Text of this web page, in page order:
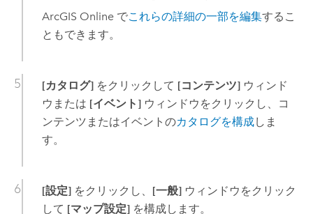
ArcGIS Onlineでこれらの詳細の一部を編集するこ
ともできます。
[カタログ]をクリックして [コンテンツ]ウィンド
ウまたは [イベント]ウィンドウをクリックし、コ
ンテンツまたはイベントのカタログを構成しま
す。
[設定]をクリックし、 [一般]ウィンドウをクリック
して [マップ設定]を構成します。